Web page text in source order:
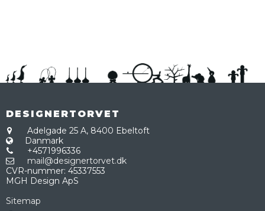
DESIGNERTORVET
Adelgade 25 A, 8400 Ebeltoft
Danmark
+4571996336
mail@designertorvet.dk
CVR-nummer: 45337553
MGH Design ApS
Sitemap